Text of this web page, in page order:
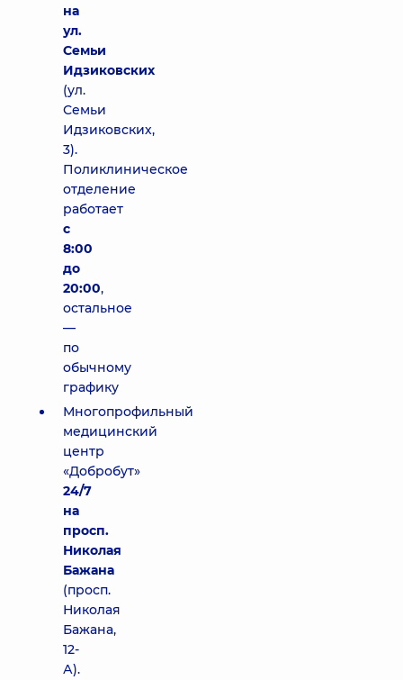
на
ул.
Семьи
Идзиковских
(ул.
Семьи
Идзиковских,
3).
Поликлиническое
отделение
работает
с
8:00
до
20:00,
остальное
—
по
обычному
графику
Многопрофильный
медицинский
центр
«Добробут»
24/7
на
просп.
Николая
Бажана
(просп.
Николая
Бажана,
12-
А).